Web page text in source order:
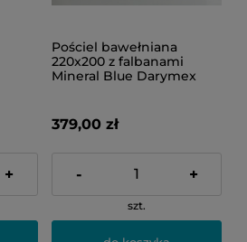
+
Pościel bawełniana
220x200 z falbanami
Mineral Blue Darymex
379,00 zł
- +
szt.